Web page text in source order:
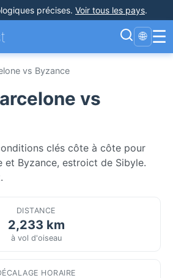
précises. Voir tous les pays.
🌐 ☰
vs Byzance
vs
clés côte à côte pour
et Byzance, estroict de Sibyle.
DISTANCE
2,233 km
à vol d'oiseau
HORAIRE